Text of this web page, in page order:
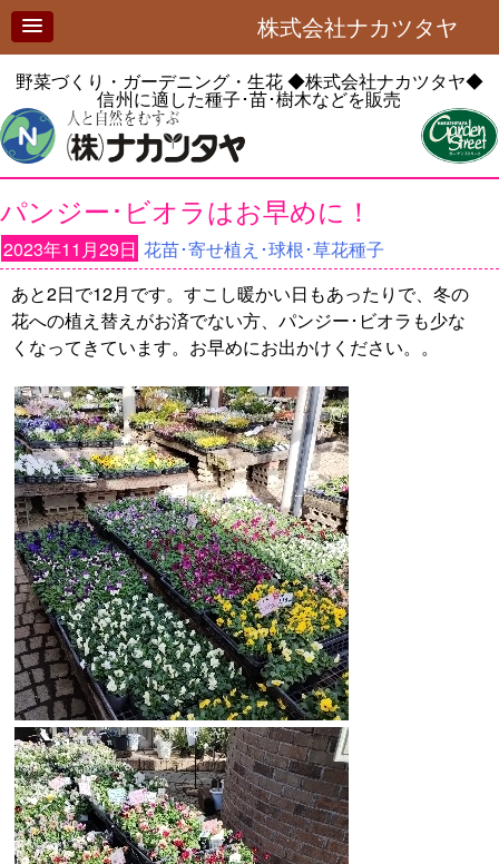
株式会社ナカツタヤ
野菜づくり・ガーデニング・生花◆株式会社ナカツタヤ◆
信州に適した種子･苗･樹木などを販売
パンジー･ビオラはお早めに！
2023年11月29日 花苗･寄せ植え･球根･草花種子
あと2日で12月です。すこし暖かい日もあったりで、冬の
花への植え替えがお済でない方、パンジー･ビオラも少な
くなってきています。お早めにお出かけください。。